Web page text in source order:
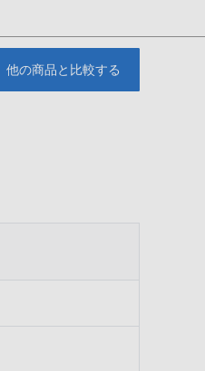
他の商品と比較する